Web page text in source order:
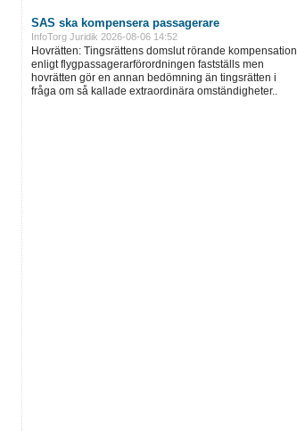
SAS ska kompensera passagerare
InfoTorg Juridik 2026-08-06 14:52
Hovrätten: Tingsrättens domslut rörande kompensation
enligt flygpassagerarförordningen fastställs men
hovrätten gör en annan bedömning än tingsrätten i
fråga om så kallade extraordinära omständigheter..